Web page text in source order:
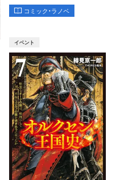
コミック・ラノベ
イベント